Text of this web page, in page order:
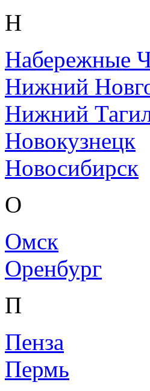
Н
Набережные
Нижний
Нижний
Новокузнецк
Новосибирск
О
Омск
Оренбург
П
Пенза
Пермь